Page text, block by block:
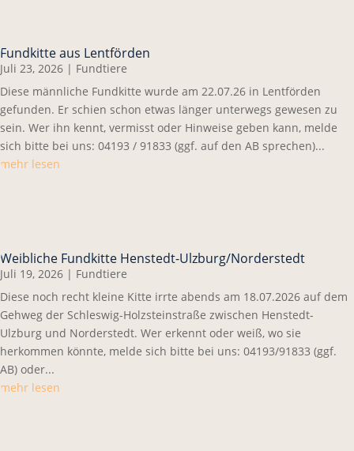
Fundkitte aus Lentförden
Juli 23, 2026 | Fundtiere
Diese männliche Fundkitte wurde am 22.07.26 in Lentförden
gefunden. Er schien schon etwas länger unterwegs gewesen zu
sein. Wer ihn kennt, vermisst oder Hinweise geben kann, melde
sich bitte bei uns: 04193 / 91833 (ggf. auf den AB sprechen)...
mehr lesen
Weibliche Fundkitte Henstedt-Ulzburg/Norderstedt
Juli 19, 2026 | Fundtiere
Diese noch recht kleine Kitte irrte abends am 18.07.2026 auf dem
Gehweg der Schleswig-Holzsteinstraße zwischen Henstedt-
Ulzburg und Norderstedt. Wer erkennt oder weiß, wo sie
herkommen könnte, melde sich bitte bei uns: 04193/91833 (ggf.
AB) oder...
mehr lesen